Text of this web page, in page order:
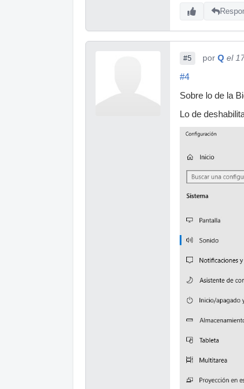
#5 por Q el
#4
Sobre lo de la
Lo de